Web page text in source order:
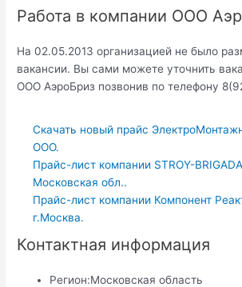
Работа в компании ООО
На 02.05.2013 организацией не было
вакансии. Вы сами можете уточнить
ООО АэроБриз позвонив по телефону
Скачать новый прайс
OOO.
Прайс-лист компании STROY-
Московская обл..
Прайс-лист компании Компонент
г.Москва.
Контактная информация
Регион:Московская область